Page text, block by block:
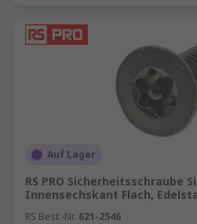
Auf Lager
RS PRO Sicherheitsschraube
Innensechskant Flach,
RS Best.-Nr. 621-2546